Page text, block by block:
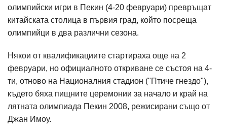
олимпийски игри в Пекин (4-20 февруари) превръщат
китайската столица в първия град, който посреща
олимпийци в два различни сезона.
Някои от квалификациите стартираха още на 2
февруари, но официалното откриване се състоя на 4-
ти, отново на Националния стадион ("Птиче гнездо"),
където бяха пищните церемонии за начало и край на
лятната олимпиада Пекин 2008, режисирани също от
Джан Имоу.